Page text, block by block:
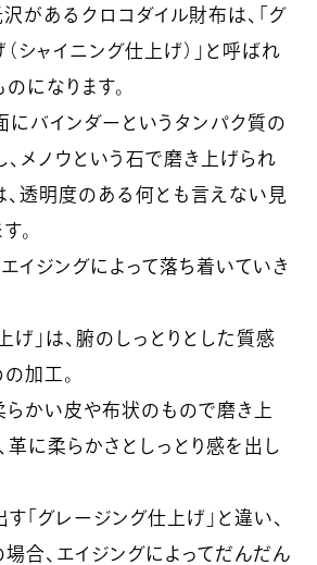
があるクロコダイル財布は、「グ
シャイニング仕上げ）」と呼ばれ
になります。
バインダーというタンパク質の
メノウという石で磨き上げられ
透明度のある何とも言えない見
。
イジングによって落ち着いていき
げ」は、腑のしっとりとした質感
加工。
らかい皮や布状のもので磨き上
革に柔らかさとしっとり感を出し
「グレージング仕上げ」と違い、
場合、エイジングによってだんだん